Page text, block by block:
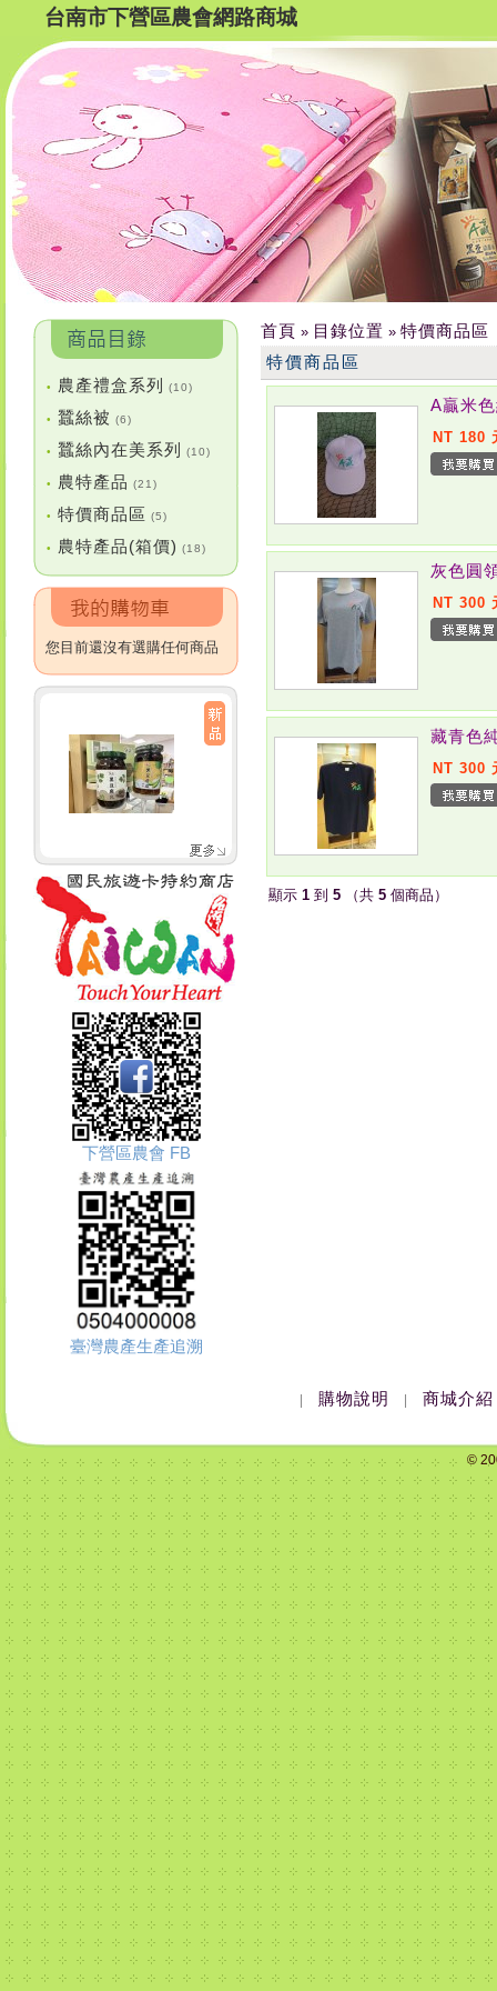
台南市下營區農會網路商城
• 農產禮盒系列 (10)
• 蠶絲被 (6)
• 蠶絲內在美系列 (10)
• 農特產品 (21)
• 特價商品區 (5)
• 農特產品(箱價) (18)
您目前還沒有選購任何商品
下營區農會 FB
臺灣農產生產追溯
首頁 » 目錄位置 » 特價商品區
特價商品區
A贏米
NT 180
灰色圓
NT 300
藏青色
NT 300
顯示 1 到 5 （共 5 個商品）
購物說明 商城介紹
©